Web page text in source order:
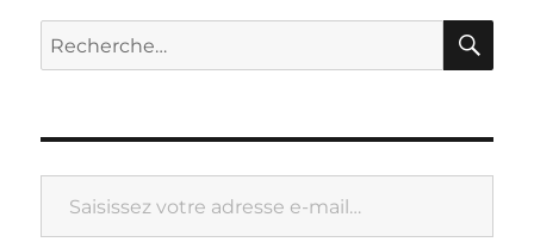
Recherche
pour :
Saisissez votre adresse e-mail…